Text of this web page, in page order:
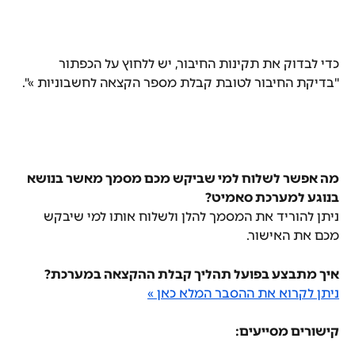
כדי לבדוק את תקינות החיבור, יש ללחוץ על הכפתור
"בדיקת החיבור לטובת קבלת מספר הקצאה לחשבוניות »".
מה אפשר לשלוח למי שביקש מכם מסמך מאשר בנושא
בנוגע למערכת סאמיט?
ניתן להוריד את המסמך להלן ולשלוח אותו למי שיבקש
מכם את האישור.
איך מתבצע בפועל תהליך קבלת ההקצאה במערכת?
ניתן לקרוא את ההסבר המלא כאן »
קישורים מסייעים: